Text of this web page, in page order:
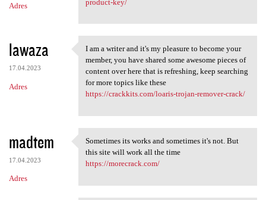
Adres
product-key/
lawaza
17.04.2023
Adres
I am a writer and it's my
I am a writer and it's my pleasure to become your
member, you have shared some awesome pieces of
content over here that is refreshing, keep searching
for more topics like these
https://crackkits.com/loaris-trojan-remover-crack/
madtem
17.04.2023
Adres
Sometimes its works and
Sometimes its works and sometimes it's not. But
this site will work all the time
https://morecrack.com/